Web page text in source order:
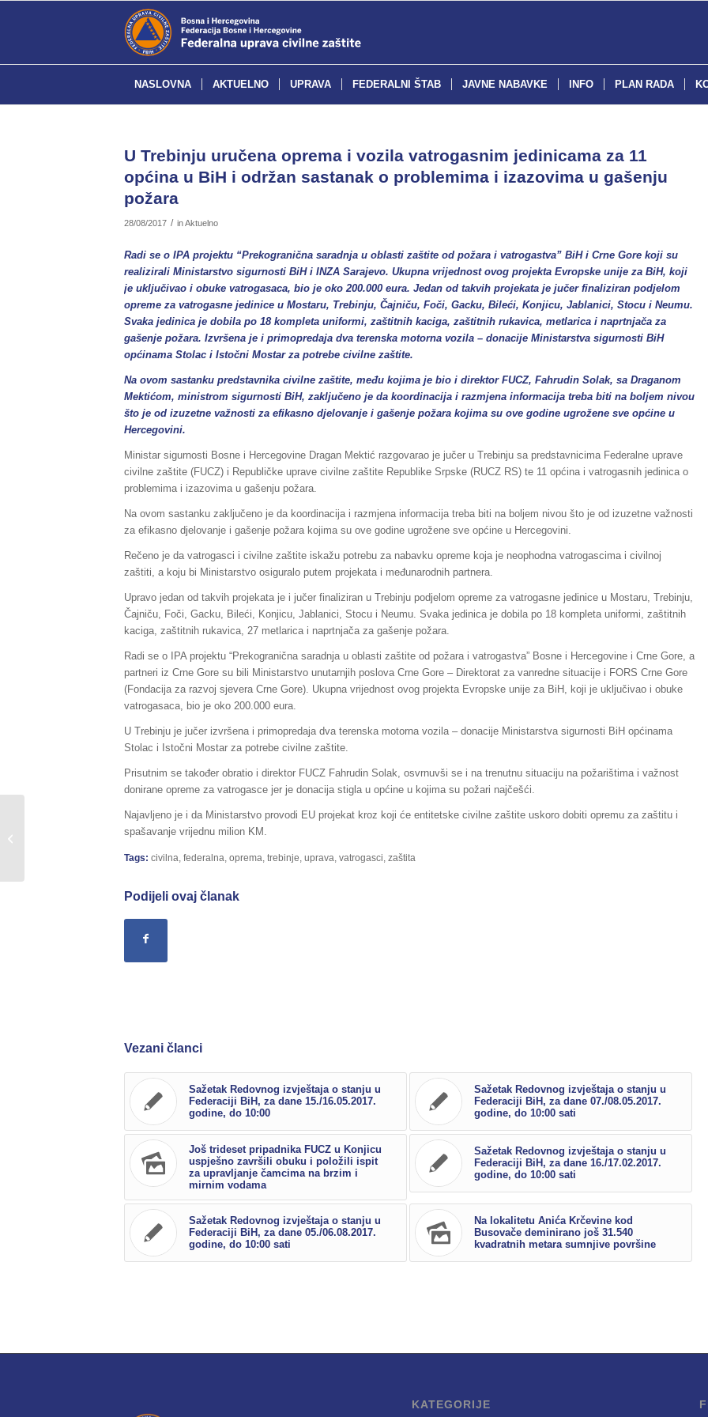
NASLOVNA AKTUELNO UPRAVA FEDERALNI ŠTAB JAVNE NABAVKE INFO PLAN RADA
U Trebinju uručena oprema i vozila vatrogasnim jedinicama za 11
općina u BiH i održan sastanak o problemima i izazovima u gašenju
požara
28/08/2017 / inAktuelno
Radi se o IPA projektu “Prekogranična saradnja u oblasti zaštite od požara i vatrogastva” BiH i Crne Gore koji su
realizirali Ministarstvo sigurnosti BiH i INZA Sarajevo. Ukupna vrijednost ovog projekta Evropske unije za BiH, koji
je uključivao i obuke vatrogasaca, bio je oko 200.000 eura. Jedan od takvih projekata je jučer finaliziran podjelom
opreme za vatrogasne jedinice u Mostaru, Trebinju, Čajniču, Foči, Gacku, Bileći, Konjicu, Jablanici, Stocu i Neumu.
Svaka jedinica je dobila po 18 kompleta uniformi, zaštitnih kaciga, zaštitnih rukavica, metlarica i naprtnjača za
gašenje požara. Izvršena je i primopredaja dva terenska motorna vozila – donacije Ministarstva sigurnosti BiH
općinama Stolac i Istočni Mostar za potrebe civilne zaštite.
Na ovom sastanku predstavnika civilne zaštite, među kojima je bio i direktor FUCZ, Fahrudin Solak, sa Draganom
Mektićom, ministrom sigurnosti BiH, zaključeno je da koordinacija i razmjena informacija treba biti na boljem nivou
što je od izuzetne važnosti za efikasno djelovanje i gašenje požara kojima su ove godine ugrožene sve općine u
Hercegovini.
Ministar sigurnosti Bosne i Hercegovine Dragan Mektić razgovarao je jučer u Trebinju sa predstavnicima Federalne uprave
civilne zaštite (FUCZ) i Republičke uprave civilne zaštite Republike Srpske (RUCZ RS) te 11 općina i vatrogasnih jedinica o
problemima i izazovima u gašenju požara.
Na ovom sastanku zaključeno je da koordinacija i razmjena informacija treba biti na boljem nivou što je od izuzetne važnosti
za efikasno djelovanje i gašenje požara kojima su ove godine ugrožene sve općine u Hercegovini.
Rečeno je da vatrogasci i civilne zaštite iskažu potrebu za nabavku opreme koja je neophodna vatrogascima i civilnoj
zaštiti, a koju bi Ministarstvo osiguralo putem projekata i međunarodnih partnera.
Upravo jedan od takvih projekata je i jučer finaliziran u Trebinju podjelom opreme za vatrogasne jedinice u Mostaru, Trebinju,
Čajniču, Foči, Gacku, Bileći, Konjicu, Jablanici, Stocu i Neumu. Svaka jedinica je dobila po 18 kompleta uniformi, zaštitnih
kaciga, zaštitnih rukavica, 27 metlarica i naprtnjača za gašenje požara.
Radi se o IPA projektu “Prekogranična saradnja u oblasti zaštite od požara i vatrogastva” Bosne i Hercegovine i Crne Gore, a
partneri iz Crne Gore su bili Ministarstvo unutarnjih poslova Crne Gore – Direktorat za vanredne situacije i FORS Crne Gore
(Fondacija za razvoj sjevera Crne Gore). Ukupna vrijednost ovog projekta Evropske unije za BiH, koji je uključivao i obuke
vatrogasaca, bio je oko 200.000 eura.
U Trebinju je jučer izvršena i primopredaja dva terenska motorna vozila – donacije Ministarstva sigurnosti BiH općinama
Stolac i Istočni Mostar za potrebe civilne zaštite.
Prisutnim se također obratio i direktor FUCZ Fahrudin Solak, osvrnuvši se i na trenutnu situaciju na požarištima i važnost
donirane opreme za vatrogasce jer je donacija stigla u općine u kojima su požari najčešći.
Najavljeno je i da Ministarstvo provodi EU projekat kroz koji će entitetske civilne zaštite uskoro dobiti opremu za zaštitu i
spašavanje vrijednu milion KM.
Tags: civilna federalna oprema trebinje uprava vatrogasci zaštita
Podijeli ovaj članak
Vezani članci
Sažetak Redovnog izvještaja o stanju u
Federaciji BiH, za dane 15./16.05.2017.
godine, do 10:00
Sažetak Redovnog izvještaja o stanju u
Federaciji BiH, za dane 07./08.05.2017.
godine, do 10:00 sati
Još trideset pripadnika FUCZ u Konjicu
uspješno završili obuku i položili ispit
za upravljanje čamcima na brzim i
mirnim vodama
Sažetak Redovnog izvještaja o stanju u
Federaciji BiH, za dane 16./17.02.2017.
godine, do 10:00 sati
Sažetak Redovnog izvještaja o stanju u
Federaciji BiH, za dane 05./06.08.2017.
godine, do 10:00 sati
Na lokalitetu Anića Krčevine kod
Busovače deminirano još 31.540
kvadratnih metara sumnjive površine
KATEGORIJE
Sažetak redovnog izvještaja o stanju
u Federaciji BiH, za dane
26./27.08.2017.godine,...